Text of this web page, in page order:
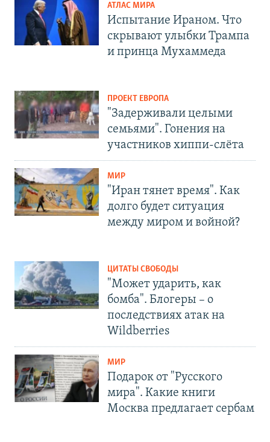
АТЛАС МИРА
Испытание Ираном. Что
скрывают улыбки Трампа
и принца Мухаммеда
ПРОЕКТ ЕВРОПА
"Задерживали целыми
семьями". Гонения на
участников хиппи-слёта
МИР
"Иран тянет время". Как
долго будет ситуация
между миром и войной?
ЦИТАТЫ СВОБОДЫ
"Может ударить, как
бомба". Блогеры – о
последствиях атак на
Wildberries
МИР
Подарок от "Русского
мира". Какие книги
Москва предлагает сербам